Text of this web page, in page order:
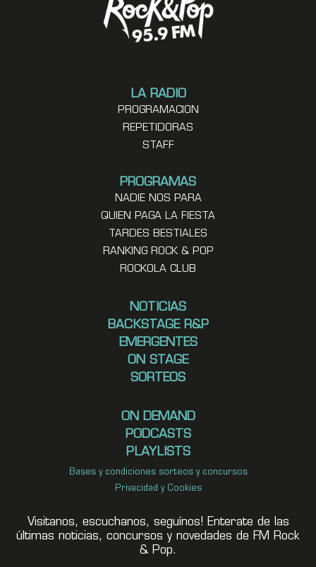
LA RADIO
PROGRAMACION
REPETIDORAS
STAFF
PROGRAMAS
NADIE NOS PARA
QUIEN PAGA LA FIESTA
TARDES BESTIALES
RANKING ROCK & POP
ROCKOLA CLUB
NOTICIAS
BACKSTAGE R&P
EMERGENTES
ON STAGE
SORTEOS
ON DEMAND
PODCASTS
PLAYLISTS
Bases y condiciones sorteos y concursos
Privacidad y Cookies
Visitanos, escuchanos, seguínos! Enterate de las
últimas noticias, concursos y novedades de FM Rock
& Pop.